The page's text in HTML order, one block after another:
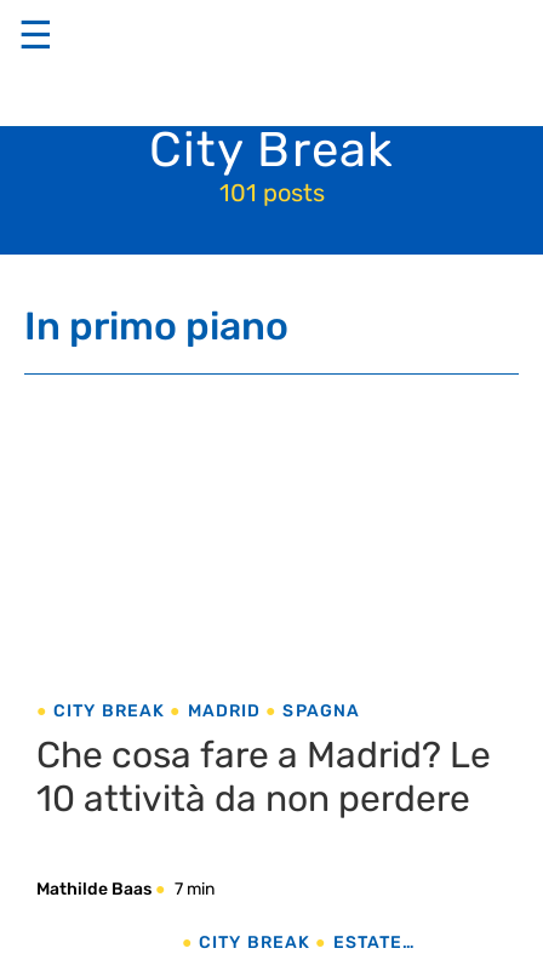
☰
City Break
101 posts
In primo piano
CITY BREAK MADRID SPAGNA
Che cosa fare a Madrid? Le
10 attività da non perdere
Mathilde Baas 7 min
CITY BREAK
ESTATE